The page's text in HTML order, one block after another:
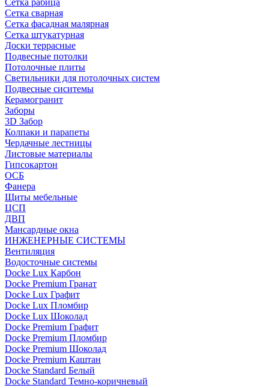
Сетка рабица
Сетка сварная
Сетка фасадная малярная
Сетка штукатурная
Доски террасные
Подвесные потолки
Потолочные плиты
Светильники для потолочных систем
Подвесные сиситемы
Керамогранит
Заборы
3D Забор
Колпаки и парапеты
Чердачные лестницы
Листовые материалы
Гипсокартон
ОСБ
Фанера
Щиты мебельные
ЦСП
ДВП
Мансардные окна
ИНЖЕНЕРНЫЕ СИСТЕМЫ
Вентиляция
Водосточные системы
Docke Lux Карбон
Docke Premium Гранат
Docke Lux Графит
Docke Lux Пломбир
Docke Lux Шоколад
Docke Premium Графит
Docke Premium Пломбир
Docke Premium Шоколад
Docke Premium Каштан
Docke Standard Белый
Docke Standard Темно-коричневый